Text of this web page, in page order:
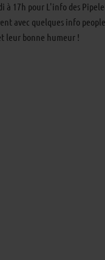
à 17h pour L'info des
avec quelques info
leur bonne humeur !